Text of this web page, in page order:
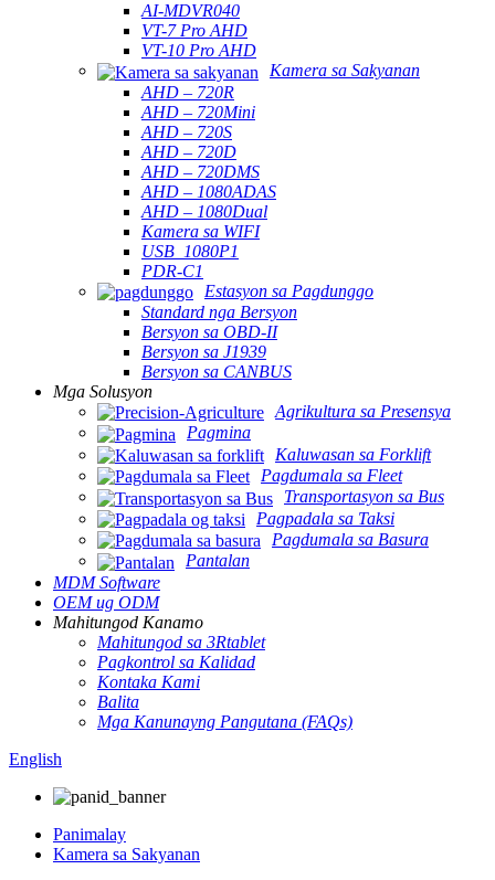
AI-MDVR040
VT-7 Pro AHD
VT-10 Pro AHD
Kamera sa Sakyanan
AHD – 720R
AHD – 720Mini
AHD – 720S
AHD – 720D
AHD – 720DMS
AHD – 1080ADAS
AHD – 1080Dual
Kamera sa WIFI
USB_1080P1
PDR-C1
Estasyon sa Pagdunggo
Standard nga Bersyon
Bersyon sa OBD-II
Bersyon sa J1939
Bersyon sa CANBUS
Mga Solusyon
Agrikultura sa Presensya
Pagmina
Kaluwasan sa Forklift
Pagdumala sa Fleet
Transportasyon sa Bus
Pagpadala sa Taksi
Pagdumala sa Basura
Pantalan
MDM Software
OEM ug ODM
Mahitungod Kanamo
Mahitungod sa 3Rtablet
Pagkontrol sa Kalidad
Kontaka Kami
Balita
Mga Kanunayng Pangutana (FAQs)
English
Panimalay
Kamera sa Sakyanan